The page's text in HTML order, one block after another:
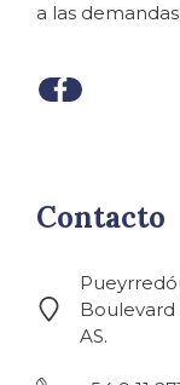
a las
Contacto
Boulevard
AS.